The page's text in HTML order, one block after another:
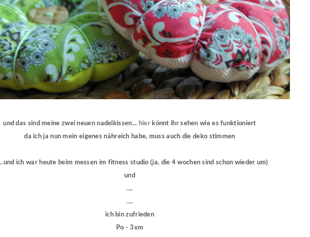
und das sind meine zwei neuen nadelkissen... hierkönnt ihr sehen wie es funktioniert
da ich ja nun mein eigenes nähreich habe, muss auch die deko stimmen
ich war heute beim messen im fitness studio (ja, die 4 wochen sind schon wieder um)
und
....
....
ich bin zufrieden
Po - 3xm